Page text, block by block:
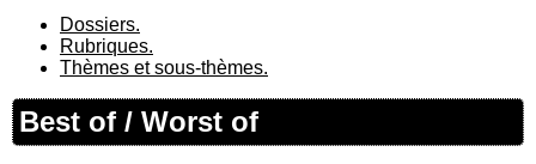
Dossiers.
Rubriques.
Thèmes et sous-thèmes.
Best of / Worst of